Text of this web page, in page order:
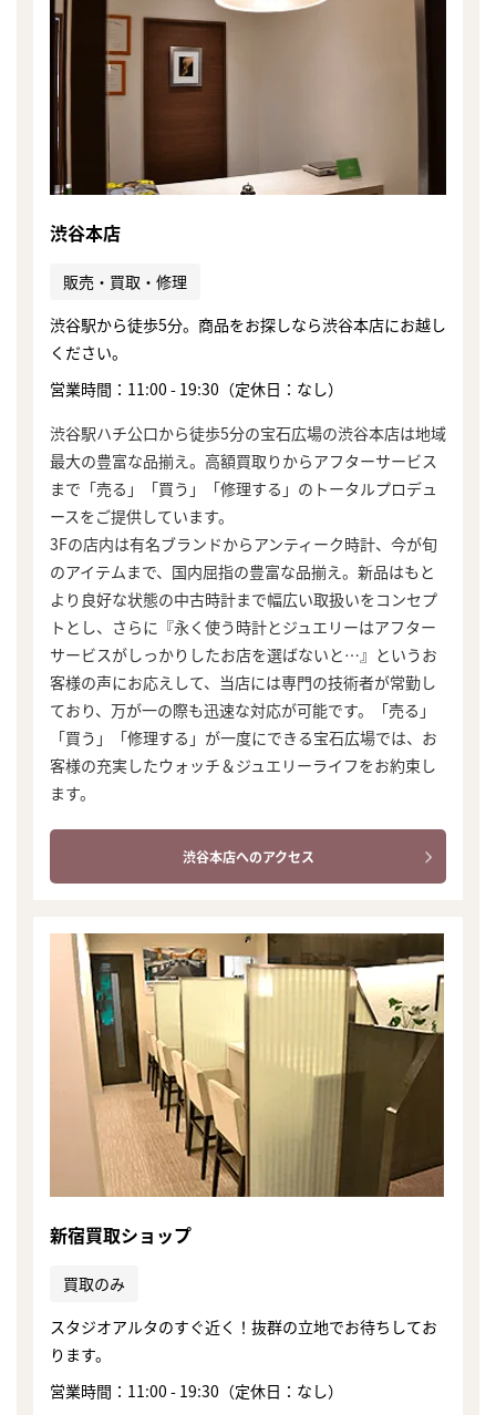
渋谷本店
販売・買取・修理
渋谷駅から徒歩5分。商品をお探しなら渋谷本店にお越し
ください。
営業時間：11:00 - 19:30（定休日：なし）
渋谷駅ハチ公口から徒歩5分の宝石広場の渋谷本店は地域
最大の豊富な品揃え。高額買取りからアフターサービス
まで「売る」「買う」「修理する」のトータルプロデュ
ースをご提供しています。
3Fの店内は有名ブランドからアンティーク時計、今が旬
のアイテムまで、国内屈指の豊富な品揃え。新品はもと
より良好な状態の中古時計まで幅広い取扱いをコンセプ
トとし、さらに『永く使う時計とジュエリーはアフター
サービスがしっかりしたお店を選ばないと…』というお
客様の声にお応えして、当店には専門の技術者が常勤し
ており、万が一の際も迅速な対応が可能です。「売る」
「買う」「修理する」が一度にできる宝石広場では、お
客様の充実したウォッチ＆ジュエリーライフをお約束し
ます。
渋谷本店へのアクセス
新宿買取ショップ
買取のみ
スタジオアルタのすぐ近く！抜群の立地でお待ちしてお
ります。
営業時間：11:00 - 19:30（定休日：なし）